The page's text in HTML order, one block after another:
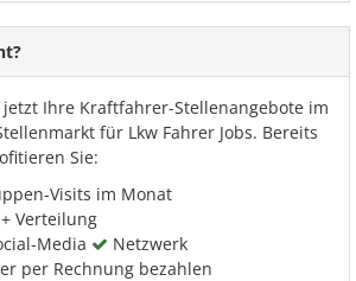
Ihre Kraftfahrer-Stellenangebote im
für Lkw Fahrer Jobs. Bereits
Sie:
Visits im Monat
Verteilung
Media
Netzwerk
per Rechnung bezahlen